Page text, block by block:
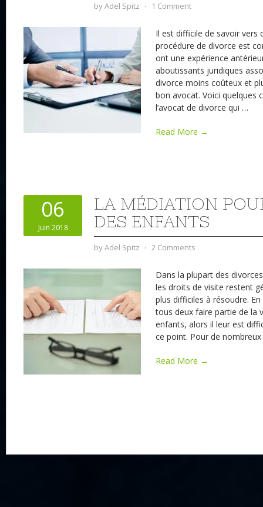
byAdel Spitz ⋅ 1 Comment
Il est difficile de savoir vers
procédure de divorce est
ont une expérience
aboutissants juridiques
divorce moins coûteux et
bon avocat. Voici quelques
l’avocat de divorce qui …
Read More →
06
Juin 2018
LA MÉDIATION
DES ENFANTS
byAdel Spitz ⋅ 2 Comments
Dans la plupart des
les droits de visite restent
plus difficiles à résoudre.
tous deux faire partie de la
enfants, alors il leur est
ce point. Pour de
Read More →